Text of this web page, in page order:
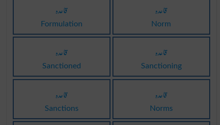
قاعدہ
Formulation
قاعدہ
Norm
قاعدہ
Sanctioned
قاعدہ
Sanctioning
قاعدہ
Sanctions
قاعدہ
Norms